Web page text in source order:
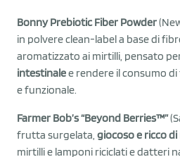
Bonny Prebiotic Fiber Powder
in polvere clean-label a base di
aromatizzato ai mirtilli, pensato
intestinalee rendere il consumo
e funzionale.
Farmer Bob’s “Beyond Berries™”
frutta surgelata, giocoso e ricco
mirtilli e lamponi riciclati e datteri